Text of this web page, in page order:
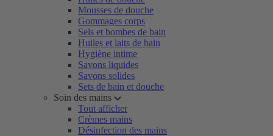
Mousses de douche
Gommages corps
Sels et bombes de bain
Huiles et laits de bain
Hygiène intime
Savons liquides
Savons solides
Sets de bain et douche
Soin des mains
Tout afficher
Crèmes mains
Désinfection des mains